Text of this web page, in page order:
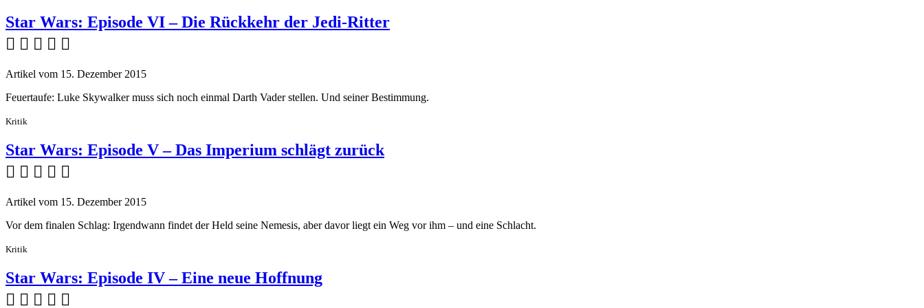
Star Wars: Episode VI – Die Rückkehr der Jedi-Ritter
    
Artikel vom 15. Dezember 2015
Feuertaufe: Luke Skywalker muss sich noch einmal Darth Vader stellen. Und seiner Bestimmung.
Kritik
Star Wars: Episode V – Das Imperium schlägt zurück
    
Artikel vom 15. Dezember 2015
Vor dem finalen Schlag: Irgendwann findet der Held seine Nemesis, aber davor liegt ein Weg vor ihm – und eine Schlacht.
Kritik
Star Wars: Episode IV – Eine neue Hoffnung
    